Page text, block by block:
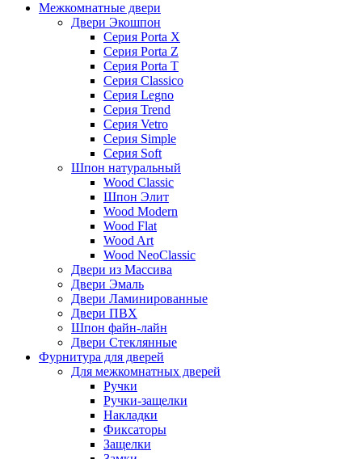
Межкомнатные двери
Двери Экошпон
Серия Porta X
Серия Porta Z
Серия Porta T
Серия Classico
Серия Legno
Серия Trend
Серия Vetro
Серия Simple
Серия Soft
Шпон натуральный
Wood Classic
Шпон Элит
Wood Modern
Wood Flat
Wood Art
Wood NeoClassic
Двери из Массива
Двери Эмаль
Двери Ламинированные
Двери ПВХ
Шпон файн-лайн
Двери Стеклянные
Фурнитура для дверей
Для межкомнатных дверей
Ручки
Ручки-защелки
Накладки
Фиксаторы
Защелки